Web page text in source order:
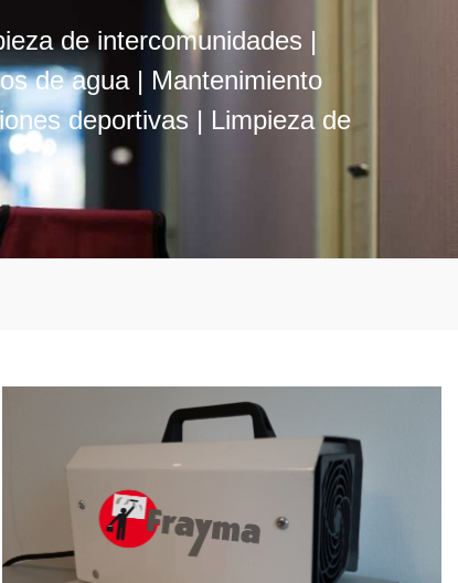
de intercomunidades |
de agua | Mantenimiento
deportivas | Limpieza de